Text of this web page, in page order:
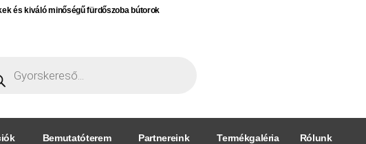
és kiváló minőségű fürdőszoba bútorok
Bemutatóterem Partnereink Termékgaléria Rólunk